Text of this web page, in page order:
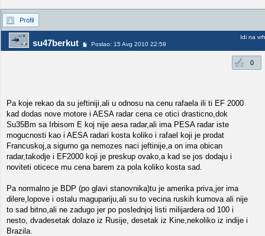
Profil
su47berkut Poslao: 15 Avg 2010 22:59
Idi na vrh
0
Pa koje rekao da su jeftiniji,ali u odnosu na cenu rafaela ili ti EF 2000
kad dodas nove motore i AESA radar cena ce otici drasticno,dok
Su35Bm sa Irbisom E koj nije aesa radar,ali ima PESA radar iste
mogucnosti kao i AESA radari kosta koliko i rafael koji je prodat
Francuskoj,a sigurno ga nemozes naci jeftinije,a on ima obican
radar,takodje i EF2000 koji je preskup ovako,a kad se jos dodaju i
noviteti oticece mu cena barem za pola koliko kosta sad.
Pa normalno je BDP (po glavi stanovnika)tu je amerika priva,jer ima
dilere,lopove i ostalu magupariju,ali su to vecina ruskih kumova ali nije
to sad bitno,ali ne zadugo jer po poslednjoj listi milijardera od 100 i
nesto, dvadesetak dolaze iz Rusije, desetak iz Kine,nekoliko iz indije i
Brazila.